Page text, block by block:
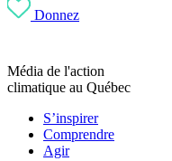
Donnez
Média de l'action
climatique au Québec
S’inspirer
Comprendre
Agir